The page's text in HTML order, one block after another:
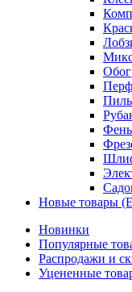
Новые товары
Новинки
Популярные
Распродажи и
Уцененные